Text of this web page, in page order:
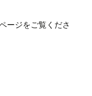
ージをご覧くださ